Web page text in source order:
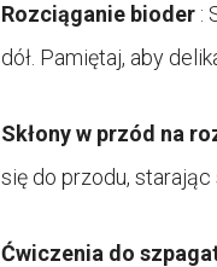
Rozciąganie bioder :
dół. Pamiętaj, aby
Skłony w przód na
się do przodu,
Ćwiczenia do